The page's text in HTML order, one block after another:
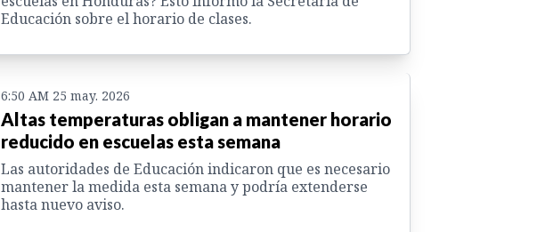
Educación sobre el horario de clases.
6:50 AM 25 may. 2026
Altas temperaturas obligan a mantener horario
reducido en escuelas esta semana
Las autoridades de Educación indicaron que es necesario
mantener la medida esta semana y podría extenderse
hasta nuevo aviso.